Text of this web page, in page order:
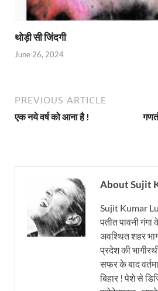
थोड़ी सी जिंदगी
June 26, 2024
PREVIOUS ARTICLE
एक नये वर्ष को आना है !
About Sujit
Sujit Kumar
पतीत पावनी
अवश्थित शहर
प्रदेश की
सफर के बाद
बिहार ! पेशे से